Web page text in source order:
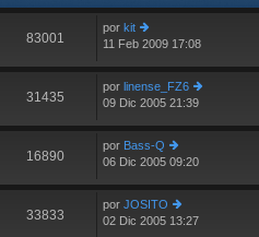
n
e
83001
por kit
er
o
m
e
n
s
11 Feb 2009 17:08
31435
por linense_FZ6
er
m
e
s
09 Dic 2005 21:39
16890
por Bass-Q
er
m
06 Dic 2005 09:20
33833
por JOSITO
er
02 Dic 2005 13:27